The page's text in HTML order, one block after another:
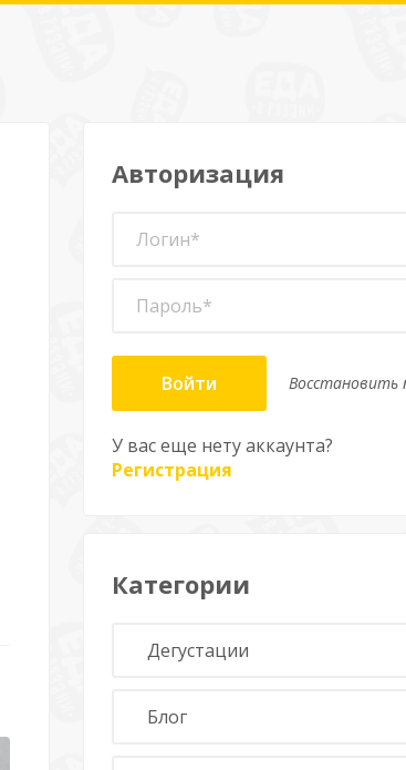
Авторизация
Войти Восстановить
У вас еще нету аккаунта?
Регистрация
Категории
Дегустации
Блог